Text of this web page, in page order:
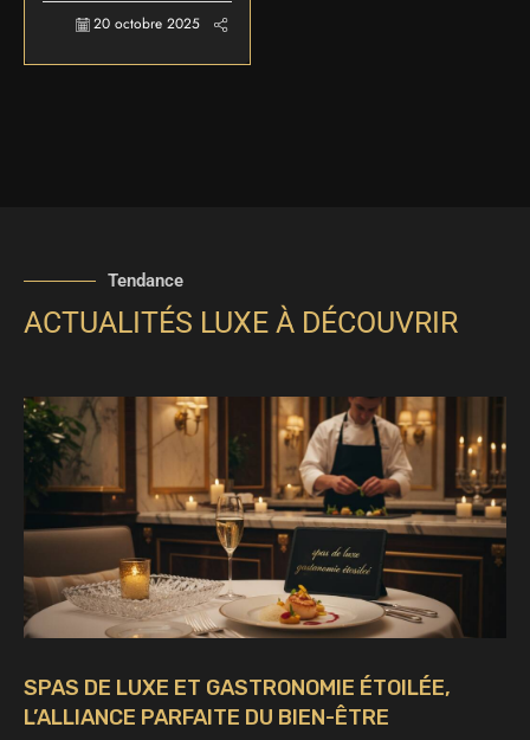
20 octobre 2025
Tendance
ACTUALITÉS LUXE À DÉCOUVRIR
SPAS DE LUXE ET GASTRONOMIE ÉTOILÉE,
L’ALLIANCE PARFAITE DU BIEN-ÊTRE